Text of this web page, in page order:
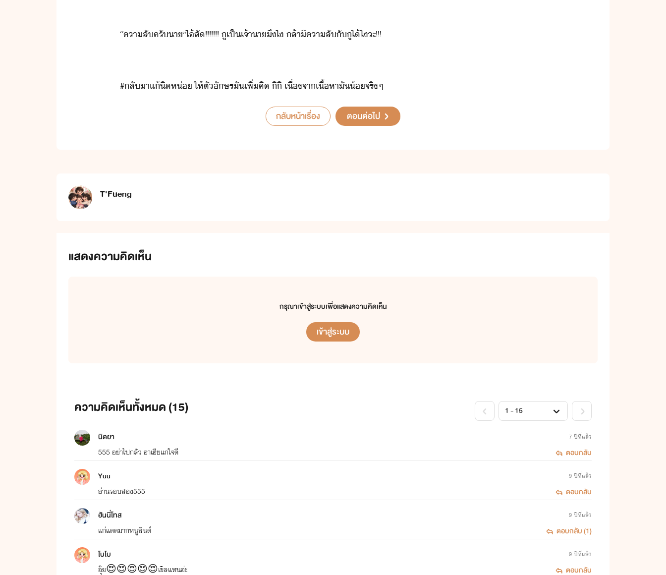
“​คาลั​ครั​า​”​ไ้​สั​!​!​!​!​!​!​!​ ​ู​เป็​เจ้าา​ึ​ไ​ ​ล้าี​คาลั​ั​ู​ไ้​ไ​ะ​!​!​!
#​ลัา​แ้​ิห่​ ​ให้​ตััษร​ั​เพิ่​คิ​ ​ิิ​ ​เื่จา​เื้หา​ั​้​จริๆ
กลับหน้าเรื่อง ตอนต่อไป
T'Fueng
แสดงความคิดเห็น
กรุณาเข้าสู่ระบบเพื่อแสดงความคิดเห็น
เข้าสู่ระบบ
ความคิดเห็นทั้งหมด (15)
นิตยา
555 อย่าไปกลัว อาเฮียแกใจดี
7 ปีที่แล้ว
ตอบกลับ
Yuu
อ่านรอบสอง555
9 ปีที่แล้ว
ตอบกลับ
ฮันนี่โทส
แก่แดดมากหนูลินด์
9 ปีที่แล้ว
ตอบกลับ (1)
โบโบ
อุ๊ย😍😍😍😍😍เขิลแทนอ่ะ
9 ปีที่แล้ว
ตอบกลับ